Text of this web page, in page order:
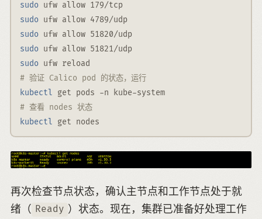
sudo ufw allow 179/tcp
sudo ufw allow 4789/udp
sudo ufw allow 51820/udp
sudo ufw allow 51821/udp
sudo ufw reload
# 验证 Calico pod 的状态，运行
kubectl get pods -n kube-system
# 查看 nodes 状态
kubectl get nodes
再次检查节点状态，确认主节点和工作节点处于就
绪（ Ready ）状态。现在，集群已准备好处理工作